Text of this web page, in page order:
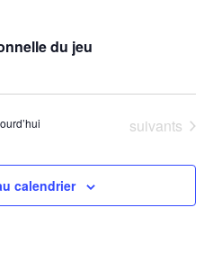
du jeu
Évènements
suivants
calendrier